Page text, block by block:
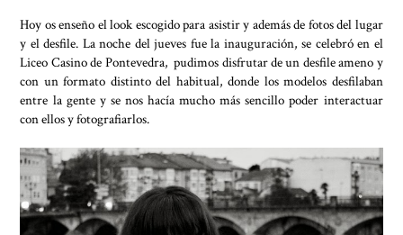
Hoy os enseño el look escogido para asistir y además de fotos del lugar
y el desfile. La noche del jueves fue la inauguración, se celebró en el
Liceo Casino de Pontevedra, pudimos disfrutar de un desfile ameno y
con un formato distinto del habitual, donde los modelos desfilaban
entre la gente y se nos hacía mucho más sencillo poder interactuar
con ellos y fotografiarlos.